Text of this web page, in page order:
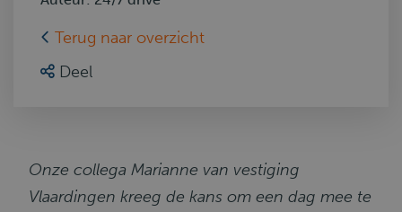
Terug naar overzicht
Deel
Onze collega Marianne van vestiging
Vlaardingen kreeg de kans om een dag mee te